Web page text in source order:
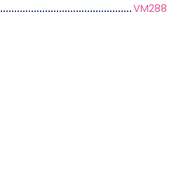
VM288